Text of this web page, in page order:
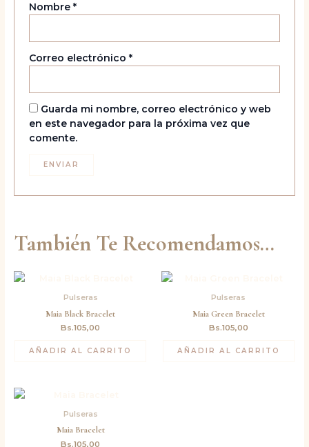
Nombre *
Correo electrónico *
Guarda mi nombre, correo electrónico y web
en este navegador para la próxima vez que
comente.
También Te Recomendamos…
Pulseras
Maia Black Bracelet
Bs.105,00
AÑADIR AL CARRITO
Pulseras
Maia Green Bracelet
Bs.105,00
AÑADIR AL CARRITO
Pulseras
Maia Bracelet
Bs.105,00